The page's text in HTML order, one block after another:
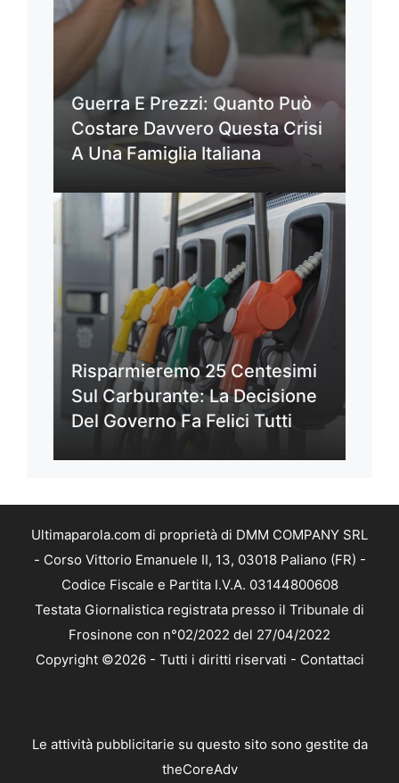
Guerra E Prezzi: Quanto Può
Costare Davvero Questa Crisi
A Una Famiglia Italiana
Risparmieremo 25 Centesimi
Sul Carburante: La Decisione
Del Governo Fa Felici Tutti
Ultimaparola.com di proprietà di DMM COMPANY SRL
- Corso Vittorio Emanuele II, 13, 03018 Paliano (FR) -
Codice Fiscale e Partita I.V.A. 03144800608
Testata Giornalistica registrata presso il Tribunale di
Frosinone con n°02/2022 del 27/04/2022
Copyright ©2026 - Tutti i diritti riservati - Contattaci
Le attività pubblicitarie su questo sito sono gestite da
theCoreAdv